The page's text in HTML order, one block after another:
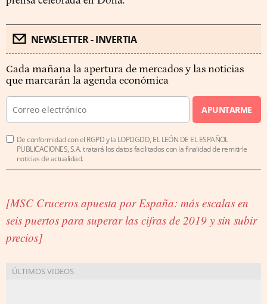
NEWSLETTER - INVERTIA
Cada mañana la apertura de mercados y las noticias
que marcarán la agenda económica
APUNTARME
De conformidad con el RGPD y la LOPDGDD, EL LEÓN DE EL ESPAÑOL
PUBLICACIONES, S.A. tratará los datos facilitados con la finalidad de remitirle
noticias de actualidad.
[MSC Cruceros apuesta por España: más escalas en
seis puertos para superar las cifras de 2019 y sin subir
precios]